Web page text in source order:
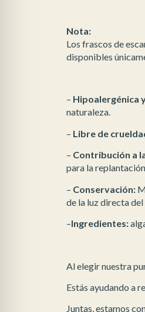
Nota:
Los frascos de
disponibles
– Hipoalergénica
naturaleza.
– Libre de
– Contribución a
para la
– Conservación:
de la luz directa del
–Ingredientes:
Al elegir nuestra
Estás ayudando a
Juntas, estamos